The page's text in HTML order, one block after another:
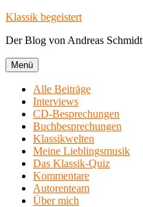
Zum
springen
Klassik begeistert
Der Blog von Andreas Schmidt
Menü
Alle Beiträge
Interviews
CD-Besprechungen
Buchbesprechungen
Klassikwelten
Meine Lieblingsmusik
Das Klassik-Quiz
Kommentare
Autorenteam
Über mich